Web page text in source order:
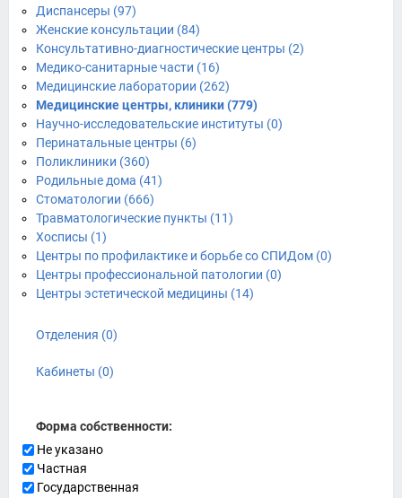
Диспансеры (97)
Женские консультации (84)
Консультативно-диагностические центры (2)
Медико-санитарные части (16)
Медицинские лаборатории (262)
Медицинские центры, клиники (779)
Научно-исследовательские институты (0)
Перинатальные центры (6)
Поликлиники (360)
Родильные дома (41)
Стоматологии (666)
Травматологические пункты (11)
Хосписы (1)
Центры по профилактике и борьбе со СПИДом (0)
Центры профессиональной патологии (0)
Центры эстетической медицины (14)
Отделения (0)
Кабинеты (0)
Форма собственности:
Не указано
Частная
Государственная